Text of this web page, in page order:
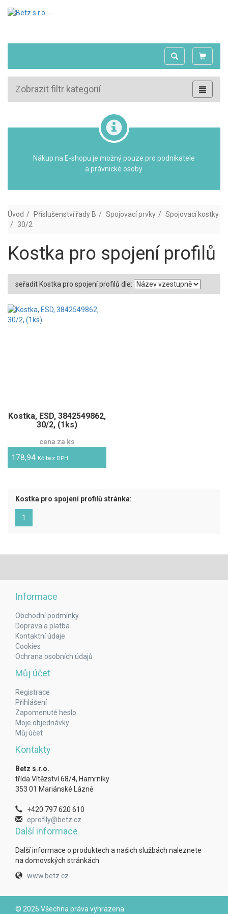
Zobrazit filtr kategorií
Nákup na E-shopu je možný pouze pro podnikatele
a právnické osoby.
Úvod Příslušenství řady B Spojovací prvky
Spojovací kostky
30/2
Kostka pro spojení profilů
seřadit Kostka pro spojení profilů dle:
Kostka, ESD, 3842549862,
30/2, (1ks)
cena za ks
178,94 Kč bez DPH
Kostka pro spojení profilů stránka:
1
Informace
Obchodní podmínky
Doprava a platba
Kontaktní údaje
Cookies
Ochrana osobních údajů
Můj účet
Registrace
Přihlášení
Zapomenuté heslo
Moje objednávky
Můj účet
Kontakty
Betz s.r.o.
třída Vítězství 68/4, Hamrníky
353 01 Mariánské Lázně
+420 797 620 610
eprofily@betz.cz
Další informace
Další informace o produktech a našich službách naleznete
na domovských stránkách.
www.betz.cz
© 2026 Všechna práva vyhrazena